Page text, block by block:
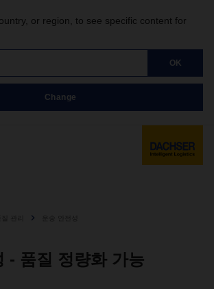
or region, to see specific content for
OK
Change
- 품질 정량화 가능